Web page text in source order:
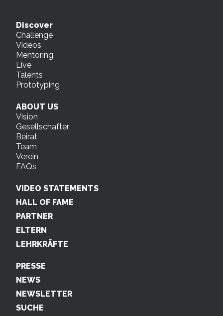
Discover
Challenge
Videos
Mentoring
Live
Talents
Prototyping
ABOUT US
Vision
Gesellschafter
Beirat
Team
Verein
FAQs
VIDEO STATEMENTS
HALL OF FAME
PARTNER
ELTERN
LEHRKRÄFTE
PRESSE
NEWS
NEWSLETTER
SUCHE